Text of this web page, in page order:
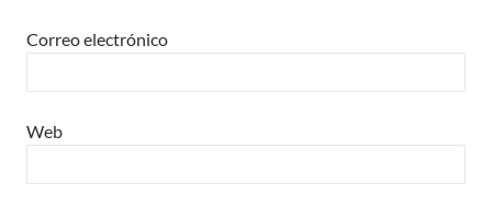
Correo electrónico
Web